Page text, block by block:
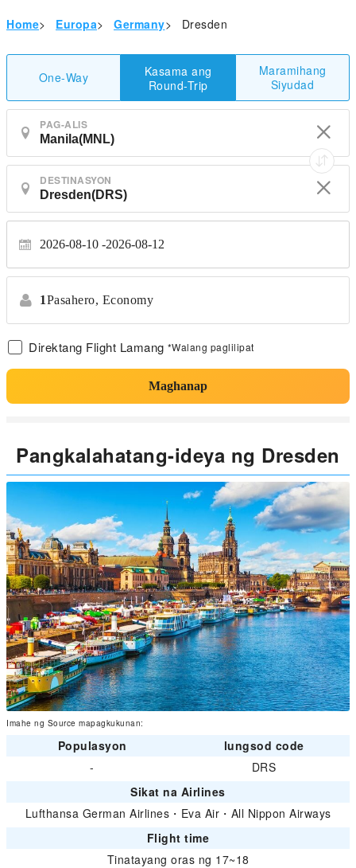
Home> Europa> Germany> Dresden
One-Way
Kasama ang
Round-Trip
Maramihang
Siyudad
PAG-ALIS
DESTINASYON
2026-08-10 2026-08-12
1Pasahero, Economy
Direktang Flight Lamang *Walang paglilipat
Maghanap
Pangkalahatang-ideya ng Dresden
Imahe ng Source mapagkukunan:
Populasyon
lungsod code
-
DRS
Sikat na Airlines
Lufthansa German Airlines ・ Eva Air ・ All Nippon Airways
Flight time
Tinatayang oras ng 17~18